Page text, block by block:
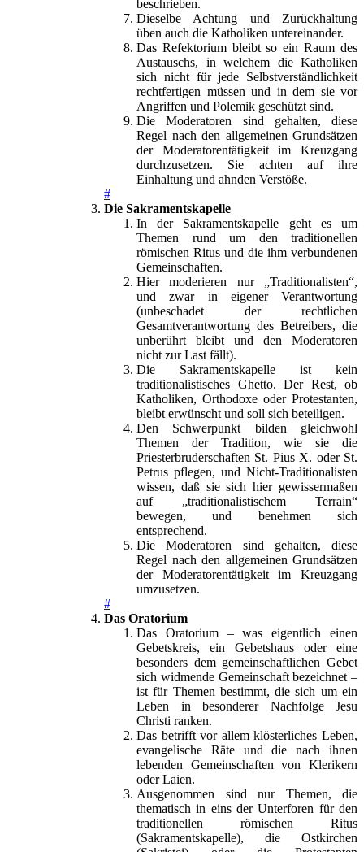
beschrieben.
Dieselbe Achtung und Zurückhaltung
üben auch die Katholiken untereinander.
Das Refektorium bleibt so ein Raum des
Austauschs, in welchem die Katholiken
sich nicht für jede Selbstverständlichkeit
rechtfertigen müssen und in dem sie vor
Angriffen und Polemik geschützt sind.
Die Moderatoren sind gehalten, diese
Regel nach den allgemeinen Grundsätzen
der Moderatorentätigkeit im Kreuzgang
durchzusetzen. Sie achten auf ihre
Einhaltung und ahnden Verstöße.
#
Die Sakramentskapelle
In der Sakramentskapelle geht es um
Themen rund um den traditionellen
römischen Ritus und die ihm verbundenen
Gemeinschaften.
Hier moderieren nur „Traditionalisten“,
und zwar in eigener Verantwortung
(unbeschadet der rechtlichen
Gesamtverantwortung des Betreibers, die
unberührt bleibt und den Moderatoren
nicht zur Last fällt).
Die Sakramentskapelle ist kein
traditionalistisches Ghetto. Der Rest, ob
Katholiken, Orthodoxe oder Protestanten,
bleibt erwünscht und soll sich beteiligen.
Den Schwerpunkt bilden gleichwohl
Themen der Tradition, wie sie die
Priesterbruderschaften St. Pius X. oder St.
Petrus pflegen, und Nicht-Traditionalisten
wissen, daß sie sich hier gewissermaßen
auf „traditionalistischem Terrain“
bewegen, und benehmen sich
entsprechend.
Die Moderatoren sind gehalten, diese
Regel nach den allgemeinen Grundsätzen
der Moderatorentätigkeit im Kreuzgang
umzusetzen.
#
Das Oratorium
Das Oratorium – was eigentlich einen
Gebetskreis, ein Gebetshaus oder eine
besonders dem gemeinschaftlichen Gebet
sich widmende Gemeinschaft bezeichnet –
ist für Themen bestimmt, die sich um ein
Leben in besonderer Nachfolge Jesu
Christi ranken.
Das betrifft vor allem klösterliches Leben,
evangelische Räte und die nach ihnen
lebenden Gemeinschaften von Klerikern
oder Laien.
Ausgenommen sind nur Themen, die
thematisch in eins der Unterforen für den
traditionellen römischen Ritus
(Sakramentskapelle), die Ostkirchen